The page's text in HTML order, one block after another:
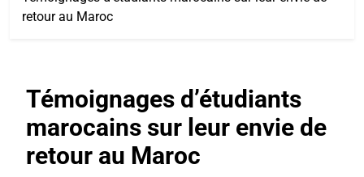
retour au Maroc
Témoignages d’étudiants
marocains sur leur envie de
retour au Maroc